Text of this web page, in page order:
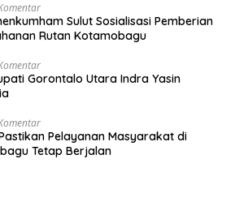
Sulut Sosialisasi Pemberian
Rutan Kotamobagu
Gorontalo Utara Indra Yasin
Pelayanan Masyarakat di
Tetap Berjalan